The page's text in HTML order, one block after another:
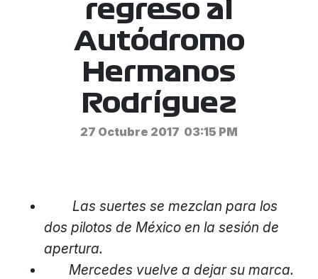
regreso al
Autódromo
Hermanos
Rodríguez
27 Octubre 2017 03:15 PM
Las suertes se mezclan para los
dos pilotos de México en la sesión de
apertura.
Mercedes vuelve a dejar su marca.